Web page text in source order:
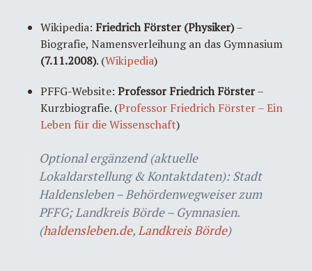
Wikipedia: Friedrich Förster (Physiker)–
Biografie, Namensverleihung an das Gymnasium
(7.11.2008). (Wikipedia)
PFFG-Website: Professor Friedrich Förster–
Kurzbiografie. (Professor Friedrich Förster – Ein
Leben für die Wissenschaft)
Optional ergänzend (aktuelle
Lokaldarstellung & Kontaktdaten): Stadt
Haldensleben – Behördenwegweiser zum
PFFG; Landkreis Börde – Gymnasien.
(haldensleben.de,Landkreis Börde)